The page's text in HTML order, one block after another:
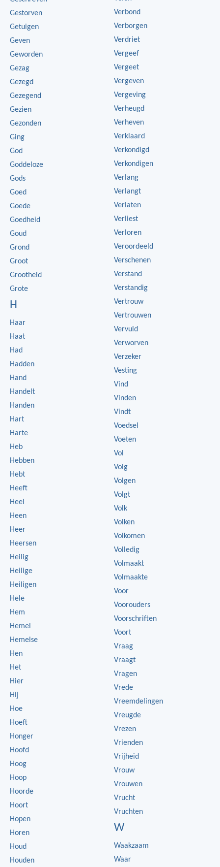
Gestorven
Getuigen
Geven
Geworden
Gezag
Gezegd
Gezegend
Gezien
Gezonden
Ging
God
Goddeloze
Gods
Goed
Goede
Goedheid
Goud
Grond
Groot
Grootheid
Grote
H
Haar
Haat
Had
Hadden
Hand
Handelt
Handen
Hart
Harte
Heb
Hebben
Hebt
Heeft
Heel
Heen
Heer
Heersen
Heilig
Heilige
Heiligen
Hele
Hem
Hemel
Hemelse
Hen
Het
Hier
Hij
Hoe
Hoeft
Honger
Hoofd
Hoog
Hoop
Hoorde
Hoort
Hopen
Horen
Houd
Houden
Verbond
Verborgen
Verdriet
Vergeef
Vergeet
Vergeven
Vergeving
Verheugd
Verheven
Verklaard
Verkondigd
Verkondigen
Verlang
Verlangt
Verlaten
Verliest
Verloren
Veroordeeld
Verschenen
Verstand
Verstandig
Vertrouw
Vertrouwen
Vervuld
Verworven
Verzeker
Vesting
Vind
Vinden
Vindt
Voedsel
Voeten
Vol
Volg
Volgen
Volgt
Volk
Volken
Volkomen
Volledig
Volmaakt
Volmaakte
Voor
Voorouders
Voorschriften
Voort
Vraag
Vraagt
Vragen
Vrede
Vreemdelingen
Vreugde
Vrezen
Vrienden
Vrijheid
Vrouw
Vrouwen
Vrucht
Vruchten
W
Waakzaam
Waar